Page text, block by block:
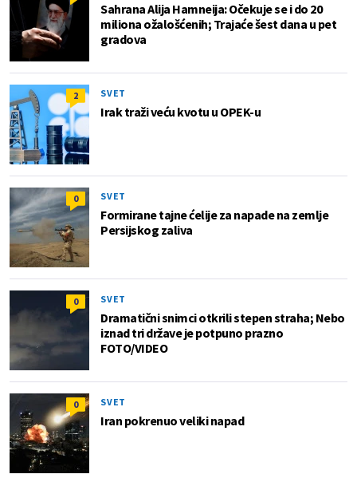
Sahrana Alija Hamneija: Očekuje se i do 20
miliona ožalošćenih; Trajaće šest dana u pet
gradova
2 SVET
Irak traži veću kvotu u OPEK-u
0 SVET
Formirane tajne ćelije za napade na zemlje
Persijskog zaliva
0 SVET
Dramatični snimci otkrili stepen straha; Nebo
iznad tri države je potpuno prazno
FOTO/VIDEO
0 SVET
Iran pokrenuo veliki napad